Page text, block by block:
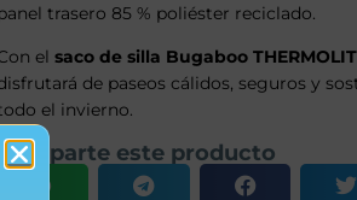
trasero 85 % poliéster reciclado.
elsaco de silla Bugaboo
de paseos cálidos, seguros y
el invierno.
Comparte este producto